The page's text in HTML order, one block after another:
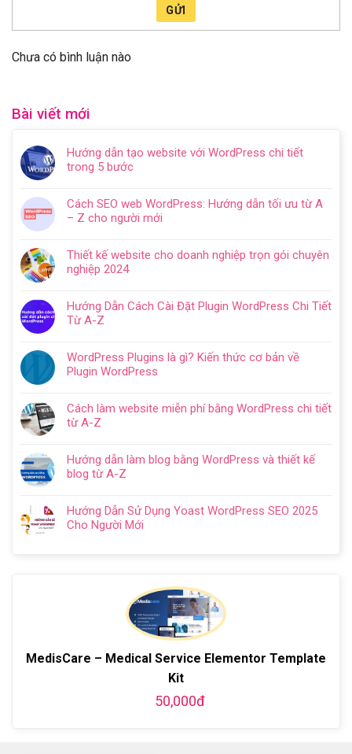
GỬI
Chưa có bình luận nào
Bài viết mới
Hướng dẫn tạo website với WordPress chi tiết
trong 5 bước
bình
luận
Hướng
dẫn
tạo
với
WordPress
tiết
trong
5
Cách SEO web WordPress: Hướng dẫn tối ưu từ A
– Z cho người mới
bình
luận
Cách
SEO
Hướng
dẫn
ưu
từ
A
Z
cho
Thiết kế website cho doanh nghiệp trọn gói chuyên
nghiệp 2024
bình
luận
Thiết
kế
website
doanh
nghiệp
gói
chuyên
nghiệp
Hướng Dẫn Cách Cài Đặt Plugin WordPress Chi Tiết
Từ A-Z
bình
luận
Hướng
Dẫn
Đặt
Plugin
Chi
Tiết
Từ
WordPress Plugins là gì? Kiến thức cơ bản về
Plugin WordPress
bình
luận
WordPress
Plugins
Kiến
thức
Cách làm website miễn phí bằng WordPress chi tiết
từ A-Z
bình
luận
Cách
làm
website
Z
Hướng dẫn làm blog bằng WordPress và thiết kế
blog từ A-Z
bình
luận
thiết
Hướng Dẫn Sử Dụng Yoast WordPress SEO 2025
Cho Người Mới
Dụng
Yoast
MedisCare – Medical Service Elementor Template
Kit
50,000đ